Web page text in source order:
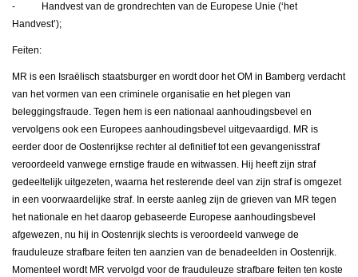
- Handvest van de grondrechten van de Europese Unie (‘het
Handvest’);
Feiten:
MR is een Israëlisch staatsburger en wordt door het OM in Bamberg verdacht
van het vormen van een criminele organisatie en het plegen van
beleggingsfraude. Tegen hem is een nationaal aanhoudingsbevel en
vervolgens ook een Europees aanhoudingsbevel uitgevaardigd. MR is
eerder door de Oostenrijkse rechter al definitief tot een gevangenisstraf
veroordeeld vanwege ernstige fraude en witwassen. Hij heeft zijn straf
gedeeltelijk uitgezeten, waarna het resterende deel van zijn straf is omgezet
in een voorwaardelijke straf. In eerste aanleg zijn de grieven van MR tegen
het nationale en het daarop gebaseerde Europese aanhoudingsbevel
afgewezen, nu hij in Oostenrijk slechts is veroordeeld vanwege de
frauduleuze strafbare feiten ten aanzien van de benadeelden in Oostenrijk.
Momenteel wordt MR vervolgd voor de frauduleuze strafbare feiten ten koste